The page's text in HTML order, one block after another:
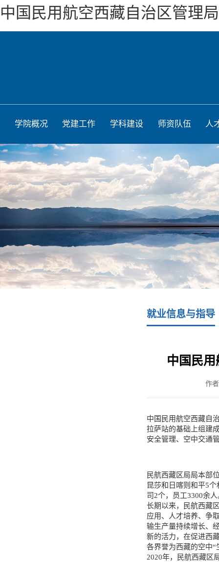
中国民用航空西藏自治区管理
学院概况 党建工作 学科建设 师资队伍 人
就业信息与指导
中国民
作
中国民用航空西藏自
拉萨站的基础上组建
安全管理、空中交通
民航西藏区局局本部
昆莎和日喀则和平5
司2个，员工3300余人
长期以来，民航西藏
应用、人才培养、争
输生产量持续增长、
新的活力，在促进西
各界誉为西藏的空中“
2020年，民航西藏区